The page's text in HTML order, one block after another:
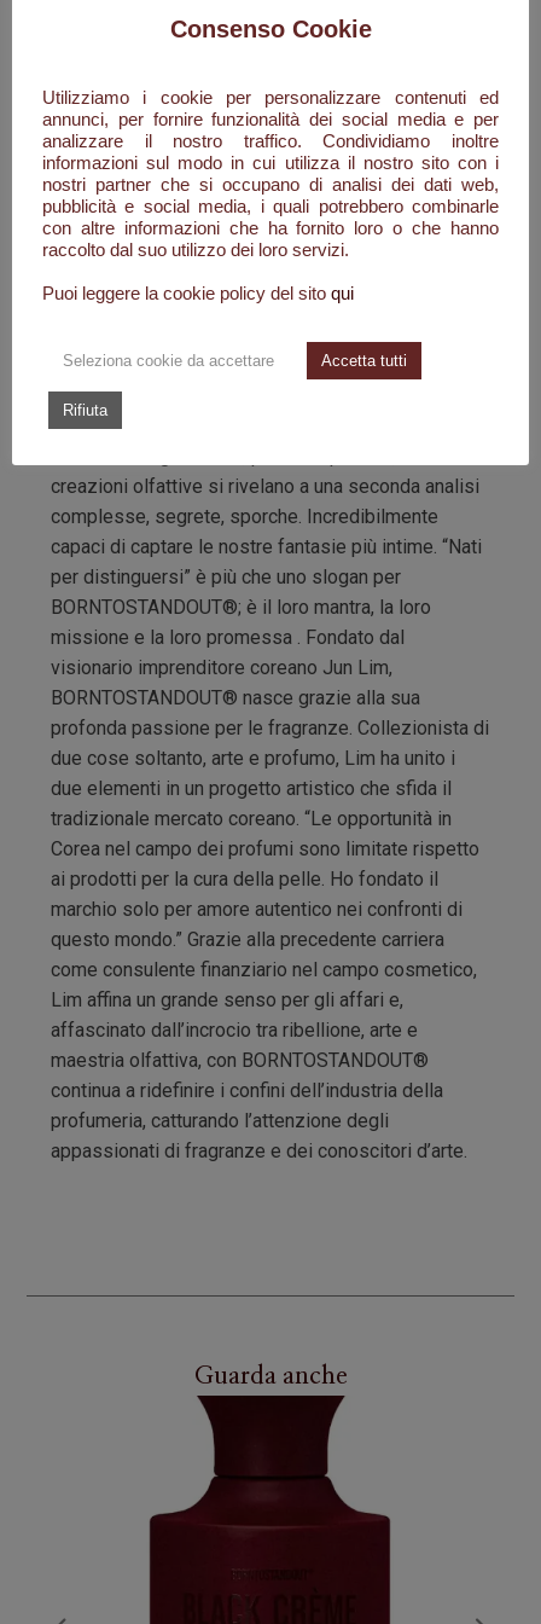
avvolge tutto il corpo, lasciandolo morbido ed
Naso: Florian Gallo
Le fragranze , nascono dalla mente creativa di
alcuni dei più importanti e conosciuti nasi della
profumeria mondiale, come Olivier Cresp, Daphne
Bugey o Nathalie Lorson. All’esterno un richiamo
che riprendono la delicatezza e il candore della
dinastia reale Joseon. In netto contrasto, il rosso
nei dettagli, provocatorio e disturbante.
creazioni olfattive si rivelano a una seconda analisi
complesse, segrete, sporche. Incredibilmente
capaci di captare le nostre fantasie più intime. “Nati
per distinguersi” è più che uno slogan per
BORNTOSTANDOUT®; è il loro mantra, la loro
missione e la loro promessa . Fondato dal
visionario imprenditore coreano Jun Lim,
BORNTOSTANDOUT® nasce grazie alla sua
profonda passione per le fragranze. Collezionista di
due cose soltanto, arte e profumo, Lim ha unito i
due elementi in un progetto artistico che sfida il
tradizionale mercato coreano. “Le opportunità in
Corea nel campo dei profumi sono limitate rispetto
ai prodotti per la cura della pelle. Ho fondato il
marchio solo per amore autentico nei confronti di
questo mondo.” Grazie alla precedente carriera
come consulente finanziario nel campo cosmetico,
Lim affina un grande senso per gli affari e,
affascinato dall’incrocio tra ribellione, arte e
maestria olfattiva, con BORNTOSTANDOUT®
continua a ridefinire i confini dell’industria della
profumeria, catturando l’attenzione degli
appassionati di fragranze e dei conoscitori d’arte.
Guarda anche
Consenso Cookie
Utilizziamo i cookie per personalizzare contenuti ed
annunci, per fornire funzionalità dei social media e per
analizzare il nostro traffico. Condividiamo inoltre
informazioni sul modo in cui utilizza il nostro sito con i
nostri partner che si occupano di analisi dei dati web,
pubblicità e social media, i quali potrebbero combinarle
con altre informazioni che ha fornito loro o che hanno
raccolto dal suo utilizzo dei loro servizi.
Puoi leggere la cookie policy del sito qui
Seleziona cookie da accettare Accetta tutti
Rifiuta